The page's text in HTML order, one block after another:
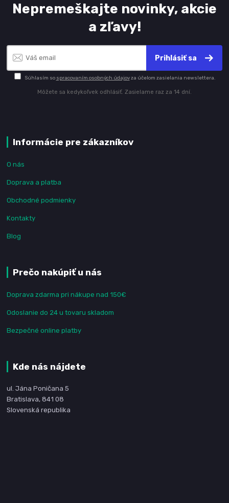
Nepremeškajte novinky, akcie
a zľavy!
Prihlásiť sa
Súhlasím so spracovaním osobných údajovza účelom zasielania newslettera.
Môžete sa kedykoľvek odhlásiť. Zasielame raz za 14 dní.
Informácie pre zákazníkov
O nás
Doprava a platba
Obchodné podmienky
Kontakty
Blog
Prečo nakúpiť u nás
Doprava zdarma pri nákupe nad 150€
Odoslanie do 24 u tovaru skladom
Bezpečné online platby
Kde nás nájdete
ul. Jána Poničana 5
Bratislava, 841 08
Slovenská republika